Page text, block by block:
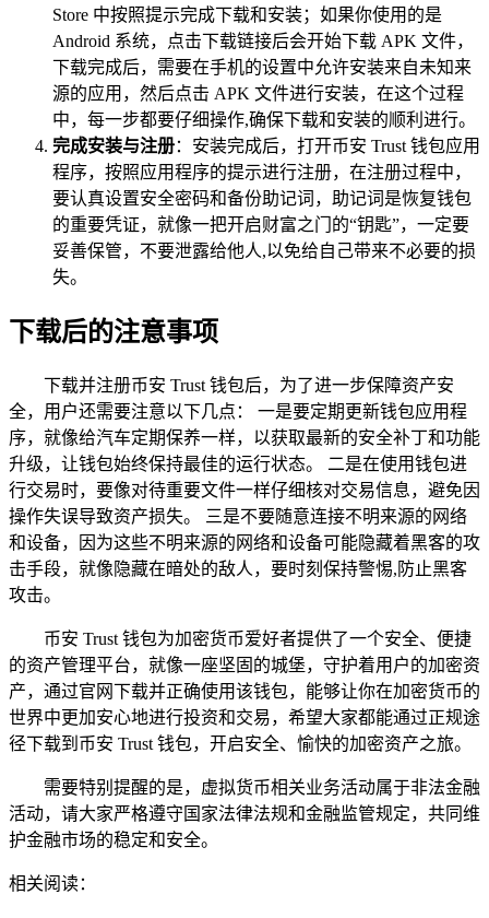
Store 中按照提示完成下载和安装；如果你使用的是
Android 系统，点击下载链接后会开始下载 APK 文件，
下载完成后，需要在手机的设置中允许安装来自未知来
源的应用，然后点击 APK 文件进行安装，在这个过程
中，每一步都要仔细操作,确保下载和安装的顺利进行。
完成安装与注册：安装完成后，打开币安 Trust 钱包应用
程序，按照应用程序的提示进行注册，在注册过程中，
要认真设置安全密码和备份助记词，助记词是恢复钱包
的重要凭证，就像一把开启财富之门的“钥匙”，一定要
妥善保管，不要泄露给他人,以免给自己带来不必要的损
失。
下载后的注意事项
下载并注册币安 Trust 钱包后，为了进一步保障资产安
全，用户还需要注意以下几点： 一是要定期更新钱包应用程
序，就像给汽车定期保养一样，以获取最新的安全补丁和功能
升级，让钱包始终保持最佳的运行状态。 二是在使用钱包进
行交易时，要像对待重要文件一样仔细核对交易信息，避免因
操作失误导致资产损失。 三是不要随意连接不明来源的网络
和设备，因为这些不明来源的网络和设备可能隐藏着黑客的攻
击手段，就像隐藏在暗处的敌人，要时刻保持警惕,防止黑客
攻击。
币安 Trust 钱包为加密货币爱好者提供了一个安全、便捷
的资产管理平台，就像一座坚固的城堡，守护着用户的加密资
产，通过官网下载并正确使用该钱包，能够让你在加密货币的
世界中更加安心地进行投资和交易，希望大家都能通过正规途
径下载到币安 Trust 钱包，开启安全、愉快的加密资产之旅。
需要特别提醒的是，虚拟货币相关业务活动属于非法金融
活动，请大家严格遵守国家法律法规和金融监管规定，共同维
护金融市场的稳定和安全。
相关阅读：